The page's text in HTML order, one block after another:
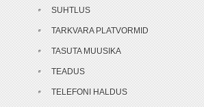
SUHTLUS
TARKVARA PLATVORMID
TASUTA MUUSIKA
TEADUS
TELEFONI HALDUS